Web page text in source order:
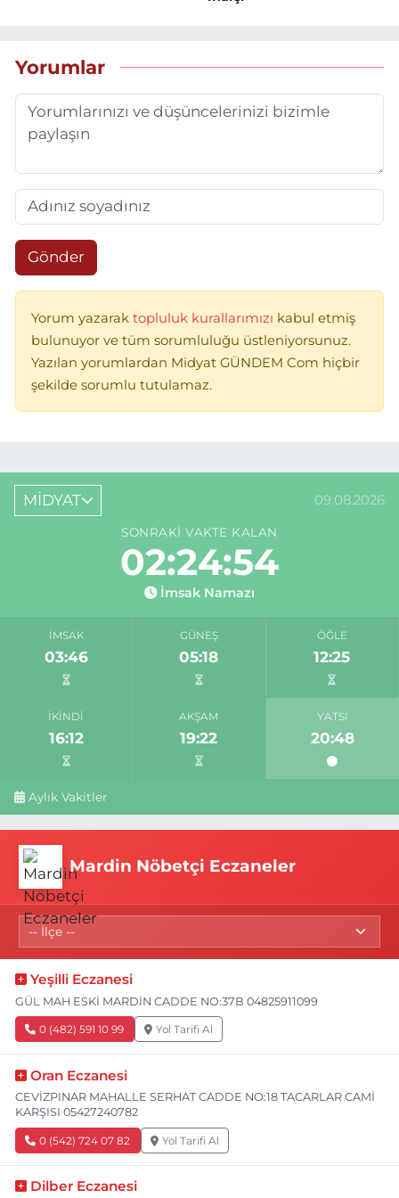
Yorumlar
Gönder
Yorum yazarak topluluk kurallarımızı kabul etmiş
bulunuyor ve tüm sorumluluğu üstleniyorsunuz.
Yazılan yorumlardan Midyat GÜNDEM Com hiçbir
şekilde sorumlu tutulamaz.
MİDYAT 09.08.2026
SONRAKI VAKTE KALAN
02:24:54
İmsak Namazı
İMSAK
03:46
GÜNEŞ
05:18
ÖĞLE
12:25
İKINDI
16:12
AKŞAM
19:22
YATSI
20:48
Aylık Vakitler
Mardin Nöbetçi Eczaneler
Yeşilli Eczanesi
GÜL MAH ESKİ MARDİN CADDE NO:37B 04825911099
0 (482) 591 10 99 Yol Tarifi Al
Oran Eczanesi
CEVİZPINAR MAHALLE SERHAT CADDE NO:18 TACARLAR CAMİ
KARŞISI 05427240782
0 (542) 724 07 82 Yol Tarifi Al
Dilber Eczanesi